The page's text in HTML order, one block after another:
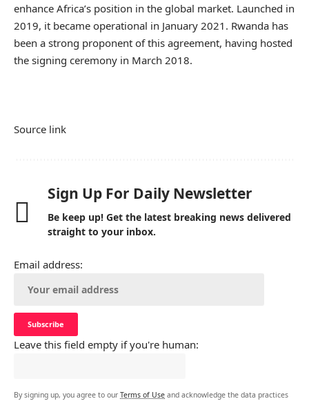
enhance Africa’s position in the global market. Launched in
2019, it became operational in January 2021. Rwanda has
been a strong proponent of this agreement, having hosted
the signing ceremony in March 2018.
Source link
Sign Up For Daily Newsletter
Be keep up! Get the latest breaking news delivered
straight to your inbox.
Email address:
Leave this field empty if you're human:
By signing up, you agree to our Terms of Use and acknowledge the data practices